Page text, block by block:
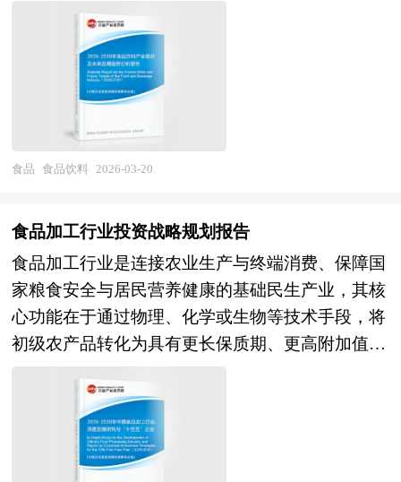
业园区是指由政府或企业为实现产业发展目标而创
立的特殊区位环境。 产业园区的一般特征是大量
企业在一定区域的集中。但是，企业在地理位置上
的集中和公共物品的共享并不必然产生聚集效应。
产业园区的发展有赖于园内企业的产业关联性或者
业务关联所形成的协同效应。波特认为，当共享行
件下产生的，它是由组织结构而不是技术或企业规
模决定的。产业关联性以及源于共同利益的相互依
附和相互信任是最基本的条件。因此产业园区发展
必须从产业组织形式着手，去寻找有效途径。产业
集群作为实现企业间有效协作的组织形式，是推动
群是一种系统性的发展理念，无论是改善现有的招
商环境和创新环境，还是在招商引资工作中，都要
从加强产业联系出发，并以提高区域竞争力、发展
有国际竞争力的产业为指导思想。在有条件的产业
研究及决策咨询报告》外，我们也可以根据企业具
体项目要求专项编写专业定制版，并根据详细要求
合理报价，为企业兼并重组提供全程指引服务。
1、中研普华作为卖方顾问提供的服务内容： 并购
可行性分析、价值评估咨询、业务诊断及分析；寻
找与推荐策略投资者，就交易结构和交易方案设计
提供专业意见；协助准备信息备忘录和投资意向
调并管理投资者的财务，税务和法律尽职调查；协
助卖方回复投资者尽职调查过程中提出的问题和要
求；协助分析公司的整体价值并制定定价策略，协
助设定卖方与潜在投资者谈判的策略；参与卖方与
潜在投资者的谈判并提供现场技术支持；对最终法
分析、项目管理、融资文件准备。 2、中研普华作
为买方顾问提供的服务内容： 财务及税务尽职调
查、目标公司价值分析和定价策略制定；协助政府
沟通和审批、谈判支持和审阅投资文件，确定并购
声称监管趋严、可持续包装成本压力等挑战，部
分"网红"产品生命周期短暂，消费者信任建立困
难。 展望未来，食品创新产业的发展将深度融入
健康中国战略和双碳目标实现进程，呈现出"科技
深度赋能、健康精准导向、可持续系统整合、产业
跨界融合"的演进趋势。在技术驱动层面，合成生
现商业化规模生产；人工智能和大数据将贯穿从消
费者洞察、产品设计、智能制造到精准营销的全价
值链；纳米技术、微胶囊技术等递送系统将提升功
能性成分的生物利用度和稳定性。在产品创新层
面，基于个体基因、代谢特征和生活方式的精准营
养解决方案将从概念走向产品，针对特定健康需求
（睡眠、压力、免疫、肠道健康）的功能性食品将
细分深化，老年营养、特医食品、运动营养等专业
领域将加速增长，融合餐饮与零售的预制菜、鲜食
产、减少家庭备餐时间、降低食物浪费，并支持跨
区域供应与餐饮标准化运营。现代冷冻技术强
调“锁鲜”能力，通过超低温速冻、真空预冷、冰晶
控制等手段最大限度保留细胞结构完整性，避免解
冻后汁液流失与质地劣化。同时，行业对食品安全
管理体系（如HACCP、ISO 22000）要求严格，对
原料溯源、添加剂使用、微生物指标及冷链温控均
对便捷健康饮食需求提升，冷冻食品正朝着营养均
衡、清洁标签、低盐低脂、高蛋白及功能性方向升
级，成为现代食品工业体系中连接农业生产与终端
消费的重要桥梁。 本报告由中研普华的资深专家
和研究人员通过长期周密的市场调研，参考国家统
中心、行业协会、中国行业研究网、全国及海外专
业研究机构提供的大量权威资料，并对多位业内资
深专家进行深入访谈的基础上，通过与国际同步的
市场研究工具、理论和模型撰写而成。全面而准确
饮料产业涵盖上游原料供应（农产品、食品添加
剂、包装材料），中游加工制造（软饮料、乳制
品、酒类、调味品、休闲食品、方便食品、烘焙食
品等细分品类生产），以及下游流通消费（传统商
超、便利店、餐饮渠道、电商平台、社区团购、即
时零售）的完整产业链条。按照产品属性可分为饮
制品、方便食品、休闲食品等大类，按照消费场景
等多元矩阵。随着居民收入提升与消费观念转变，
食品饮料产业正从温饱型供给向品质型、健康型、
体验型消费转型，其产业边界不断向功能性食品、
植物基替代、可持续包装、食品科技等新兴领域延
伸。 当前，中国食品饮料产业正处于结构优化与
动能转换的关键转型期。经过多年的市场化发展与
产业集聚，我国已成为全球最大的食品饮料生产国
与消费国，产业规模稳居世界前列，供应链体系完
食品 食品饮料 2026-03-20
食品加工行业投资战略规划报告
食品加工行业是连接农业生产与终端消费、保障国
家粮食安全与居民营养健康的基础民生产业，其核
心功能在于通过物理、化学或生物等技术手段，将
初级农产品转化为具有更长保质期、更高附加值、
化、便捷化的饮食需求。从产业范畴来看，食品加
工行业涵盖农副食品加工业（谷物磨制、植物油加
工、屠宰及肉类加工、水产品加工），食品制造业
（焙烤食品、方便食品、乳制品、调味品、发酵制